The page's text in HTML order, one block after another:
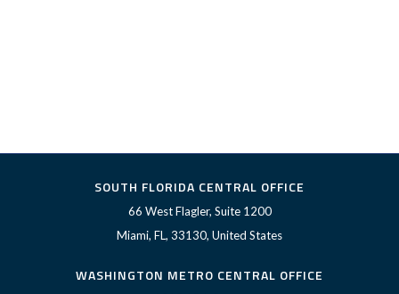
SOUTH FLORIDA CENTRAL OFFICE
66 West Flagler, Suite 1200
Miami, FL, 33130, United States
WASHINGTON METRO CENTRAL OFFICE